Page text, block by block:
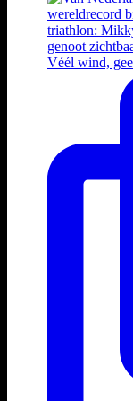
Véél wind,